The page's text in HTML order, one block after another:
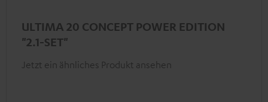
ULTIMA 20 CONCEPT POWER EDITION
"2.1-SET"
Jetzt ein ähnliches Produkt ansehen